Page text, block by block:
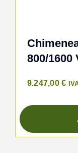
800/1600
9.247,00€